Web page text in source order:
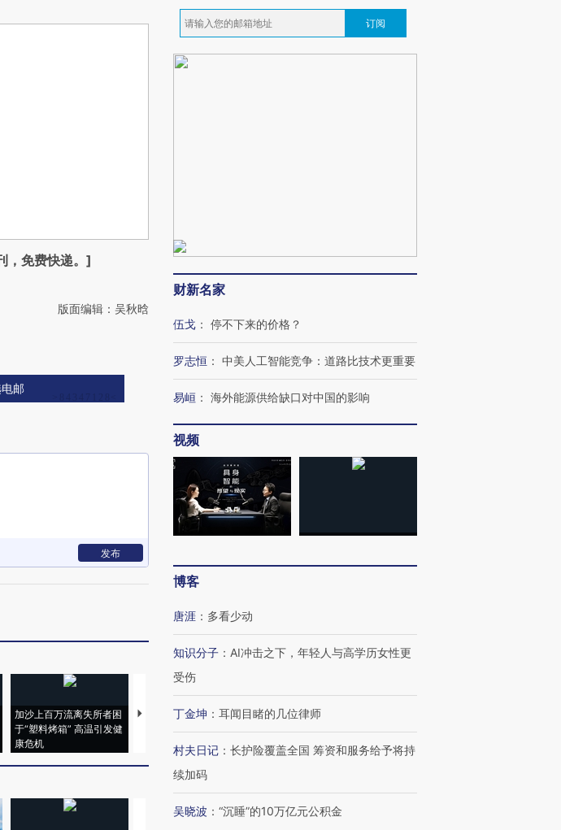
，免费快递。]
版面编辑：吴秋晗
邮
发布
加沙上百万流离失所者困
于“塑料烤箱” 高温引发健
康危机
视线｜HYROX的吸金
术：是什么让中产们甘
心“花钱找虐”？
马航飞行员跨国走私7万
粒摇头丸 尿检体内含3种
毒品
度Z世代 用街头抗争将教
育部长拱下台
订阅
财新名家
伍戈 ： 停不下来的价格？
罗志恒 ： 中美人工智能竞争：道路比技术更重要
易峘 ： 海外能源供给缺口对中国的影响
视频
博客
唐涯 ： 多看少动
知识分子 ： AI冲击之下，年轻人与高学历女性更
受伤
丁金坤 ： 耳闻目睹的几位律师
村夫日记 ： 长护险覆盖全国 筹资和服务给予将持
续加码
吴晓波 ： “沉睡”的10万亿元公积金